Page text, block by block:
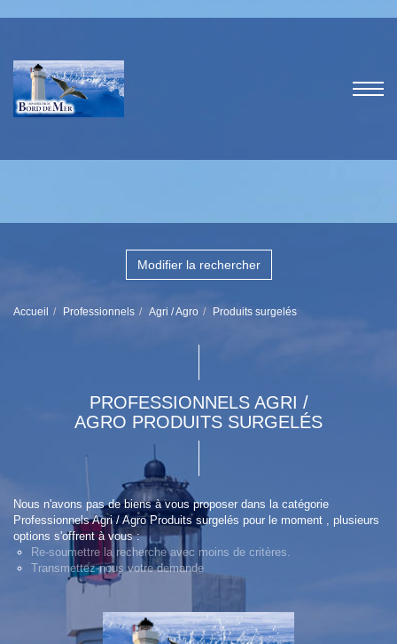
Modifier la rechercher
Accueil Professionnels Agri / Agro Produits surgelés
PROFESSIONNELS AGRI /
AGRO PRODUITS SURGELÉS
Nous n'avons pas de biens à vous proposer dans la catégorie
Professionnels Agri / Agro Produits surgelés pour le moment , plusieurs
options s'offrent à vous :
Re-soumettre la recherche avec moins de critères.
Transmettez-nous votre demande